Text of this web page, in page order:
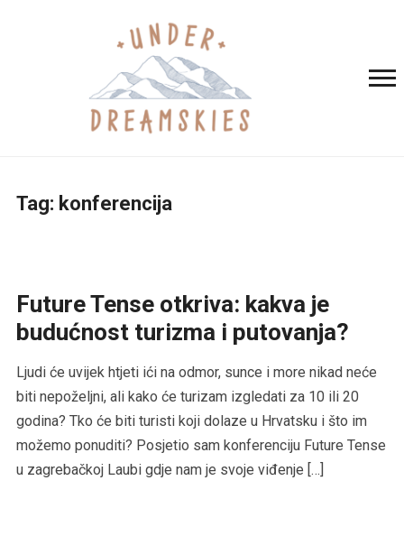
Tag: konferencija
Future Tense otkriva: kakva je
budućnost turizma i putovanja?
Ljudi će uvijek htjeti ići na odmor, sunce i more nikad neće
biti nepoželjni, ali kako će turizam izgledati za 10 ili 20
godina? Tko će biti turisti koji dolaze u Hrvatsku i što im
možemo ponuditi? Posjetio sam konferenciju Future Tense
u zagrebačkoj Laubi gdje nam je svoje viđenje […]